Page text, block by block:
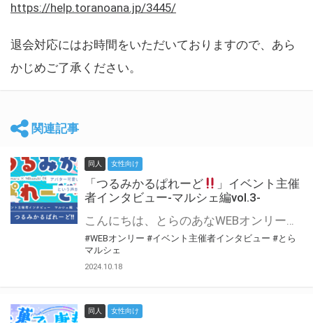
https://help.toranoana.jp/3445/
退会対応にはお時間をいただいておりますので、あら
かじめご了承ください。
関連記事
同人 女性向け
「つるみかるぱれーど
」イベント主催
者インタビュー-マルシェ編vol.3-
こんにちは、とらのあなWEBオンリー運営スタッフです。 新たにお届けする、イベント主催者インタビュー-マルシェ編-は、 とらのあなWEBオンリー「マルシェ」をご利用した主催様に 「マルシェ」を使って開催した感想や心がけをお聞きする企画です。 今回は、WEBオンリー初開催「つるみかるぱれーど
#WEBオンリー #イベント主催者インタビュー #とら
マルシェ
2024.10.18
同人 女性向け